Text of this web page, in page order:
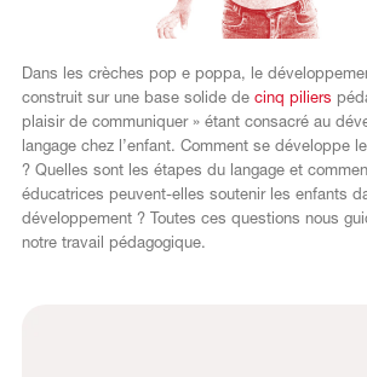
Dans les crèches pop e poppa, le
construit sur une base solide de cinq piliers
plaisir de communiquer » étant consacré au
langage chez l’enfant. Comment se développe
? Quelles sont les étapes du langage et
éducatrices peuvent-elles soutenir les enfants
développement ? Toutes ces questions nous
notre travail pédagogique.